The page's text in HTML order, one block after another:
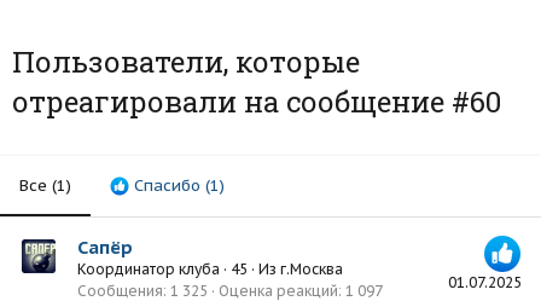
Пользователи, которые
отреагировали на сообщение #60
Все (1) Спасибо (1)
01.07.2025
Сапёр
Координатор клуба · 45 · Из г.Москва
Сообщения 1 325 Оценка реакций 1 097